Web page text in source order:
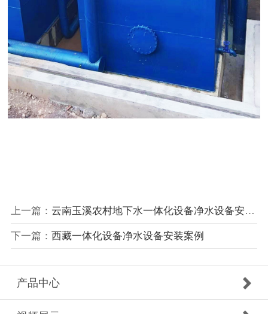
上一篇： 云南玉溪农村地下水一体化设备净水设备安装案
下一篇： 西藏一体化设备净水设备安装案例
产品中心